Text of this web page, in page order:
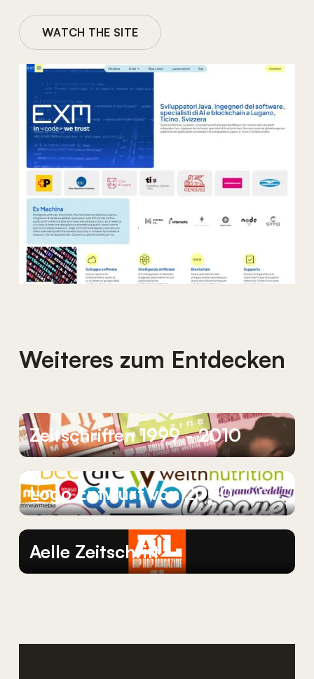
WATCH THE SITE
Weiteres zum Entdecken
Zeitschriften 1999 - 2010
Logo Entwurf von 2000
Aelle Zeitschrift